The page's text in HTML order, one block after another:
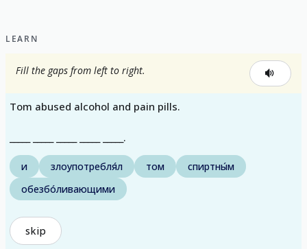
LEARN
Fill the gaps from left to right.
Tom abused alcohol and pain pills.
_____ _____ _____ _____ _____.
и злоупотребля́л том
спиртны́м
обезбо́ливающими
skip